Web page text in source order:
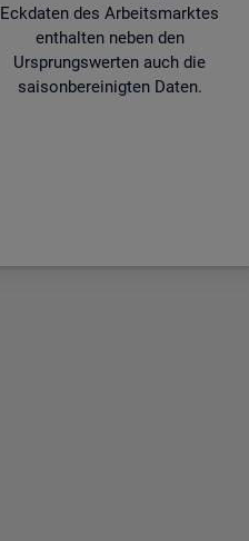
Eckdaten des Arbeitsmarktes
enthalten neben den
Ursprungswerten auch die
saisonbereinigten Daten.